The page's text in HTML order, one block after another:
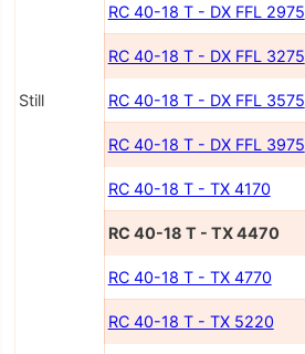
Still
RC 40-18 T - DX FFL 2975
RC 40-18 T - DX FFL 3275
RC 40-18 T - DX FFL 3575
RC 40-18 T - DX FFL 3975
RC 40-18 T - TX 4170
RC 40-18 T - TX 4470
RC 40-18 T - TX 4770
RC 40-18 T - TX 5220